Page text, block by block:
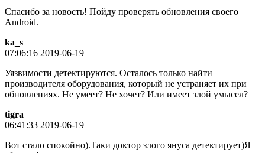
Спасибо за новость! Пойду проверять обновления своего
Android.
ka_s
07:06:16 2019-06-19
Уязвимости детектируются. Осталось только найти
производителя оборудования, который не устраняет их при
обновлениях. Не умеет? Не хочет? Или имеет злой умысел?
tigra
06:41:33 2019-06-19
Вот стало спокойно).Таки доктор злого януса детектирует)Я